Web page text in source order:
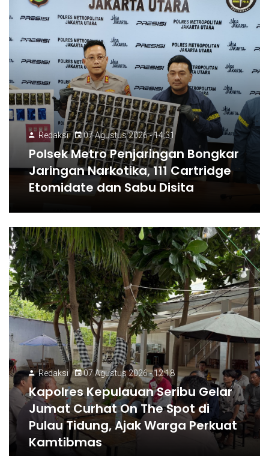
Redaksi 07 Agustus 2026 - 14:31
Polsek Metro Penjaringan Bongkar
Jaringan Narkotika, 111 Cartridge
Etomidate dan Sabu Disita
Redaksi 07 Agustus 2026 - 12:18
Kapolres Kepulauan Seribu Gelar
Jumat Curhat On The Spot di
Pulau Tidung, Ajak Warga Perkuat
Kamtibmas